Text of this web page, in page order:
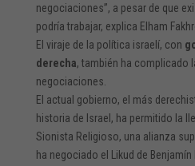
negociaciones”, a pesar de que
podría trabajar, explica Elham
El viraje de la política israelí, con
derecha, también ha complicado
negociaciones.
El actual gobierno, el más
historia de Israel, ha permitido la
Sionista Religioso, una alianza
ha negociado el Likud de